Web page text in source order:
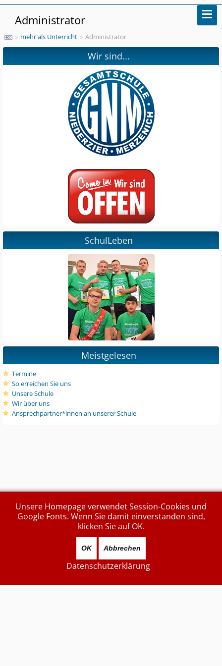
Administrator
» mehr als Unterricht » Administrator
Wir sind...
SchulLeben
Meistgelesen
Termine
So erreichen Sie uns
Unsere Schule
Wir über uns
Ansprechpartner*innen an unserer Schule
Unsere Homepage verwendet Session-Cookies und
Google Fonts. Wenn Sie damit einverstanden sind,
klicken Sie auf OK.
OK Abbrechen
Datenschutzerklärung